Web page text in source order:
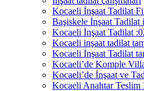
Kocaeli İnşaat Tadilat
Başiskele İnşaat Tadilat
Kocaeli İnşaat Tadilat
Kocaeli inşaat tadilat
Kocaeli İnşaat Tadilat
Kocaeli’de Komple
Kocaeli’de İnşaat ve
Kocaeli Anahtar Teslim